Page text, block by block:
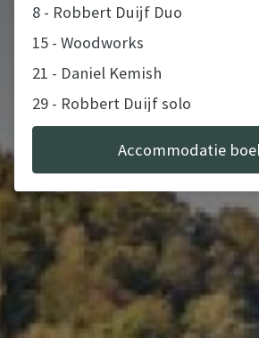
8 - Robbert Duijf Duo
15 - Woodworks
21 - Daniel Kemish
29 - Robbert Duijf solo
11, 12, 13 - Cars under the
only event)
Boeking Cars Under the Stars
Accommodatie